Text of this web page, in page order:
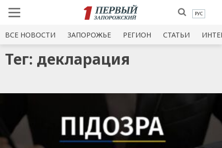
РУС
ВСЕ НОВОСТИ ЗАПОРОЖЬЕ РЕГИОН СТАТЬИ
Тег: декларация